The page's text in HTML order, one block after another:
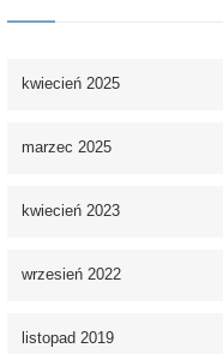
kwiecień 2025
marzec 2025
kwiecień 2023
wrzesień 2022
listopad 2019